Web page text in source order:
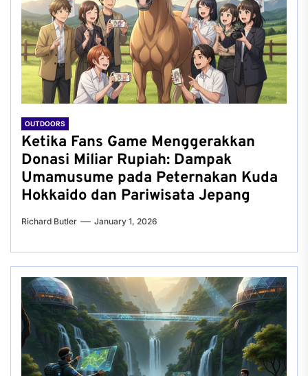
OUTDOORS
Ketika Fans Game Menggerakkan
Donasi Miliar Rupiah: Dampak
Umamusume pada Peternakan Kuda
Hokkaido dan Pariwisata Jepang
Richard Butler January 1, 2026